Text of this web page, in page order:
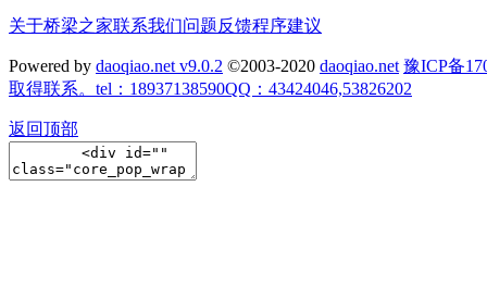
关于桥梁之家联系我们问题反馈程序建议
Powered by daoqiao.net v9.0.2 ©2003-2020 daoqiao.net 豫ICP备
取得联系。tel：18937138590QQ：43424046,53826202
返回顶部